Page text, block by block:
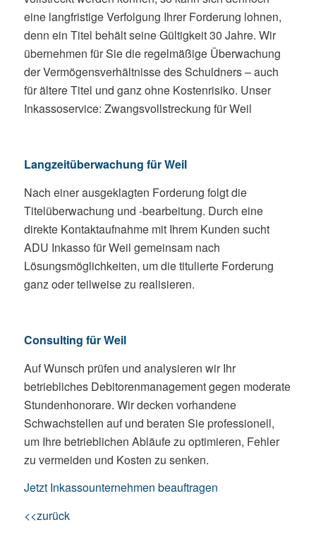
eine langfristige Verfolgung Ihrer Forderung lohnen,
denn ein Titel behält seine Gültigkeit 30 Jahre. Wir
übernehmen für Sie die regelmäßige Überwachung
der Vermögensverhältnisse des Schuldners – auch
für ältere Titel und ganz ohne Kostenrisiko. Unser
Inkassoservice: Zwangsvollstreckung für Weil
Langzeitüberwachung für Weil
Nach einer ausgeklagten Forderung folgt die
Titelüberwachung und -bearbeitung. Durch eine
direkte Kontaktaufnahme mit Ihrem Kunden sucht
ADU Inkasso für Weil gemeinsam nach
Lösungsmöglichkeiten, um die titulierte Forderung
ganz oder teilweise zu realisieren.
Consulting für Weil
Auf Wunsch prüfen und analysieren wir Ihr
betriebliches Debitorenmanagement gegen moderate
Stundenhonorare. Wir decken vorhandene
Schwachstellen auf und beraten Sie professionell,
um Ihre betrieblichen Abläufe zu optimieren, Fehler
zu vermeiden und Kosten zu senken.
Jetzt Inkassounternehmen beauftragen
<<zurück